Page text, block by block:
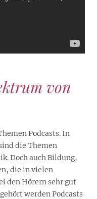
von
Podcasts. In
die Themen
Doch auch Bildung,
die in vielen
den Hörern sehr gut
werden Podcasts